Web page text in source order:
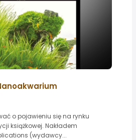
o pojawieniu się na rynku
książkowej. Nakładem
(wydawcy...